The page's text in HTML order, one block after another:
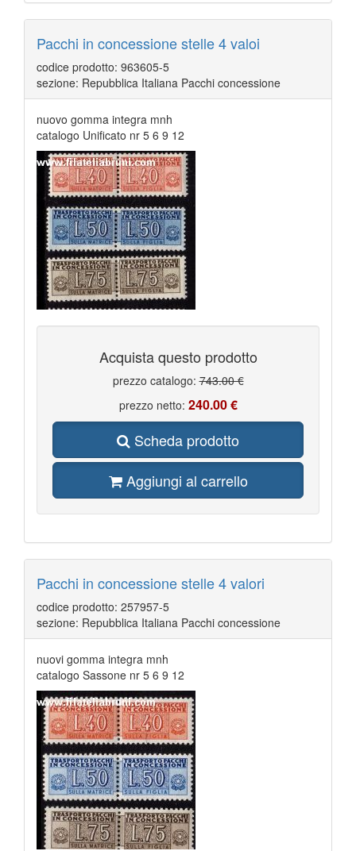
Pacchi in concessione stelle 4 valoi
codice prodotto: 963605-5
sezione: Repubblica Italiana Pacchi concessione
nuovo gomma integra mnh
catalogo Unificato nr 5 6 9 12
Acquista questo prodotto
prezzo catalogo:743.00 €
prezzo netto: 240.00 €
Scheda prodotto
Aggiungi al carrello
Pacchi in concessione stelle 4 valori
codice prodotto: 257957-5
sezione: Repubblica Italiana Pacchi concessione
nuovi gomma integra mnh
catalogo Sassone nr 5 6 9 12